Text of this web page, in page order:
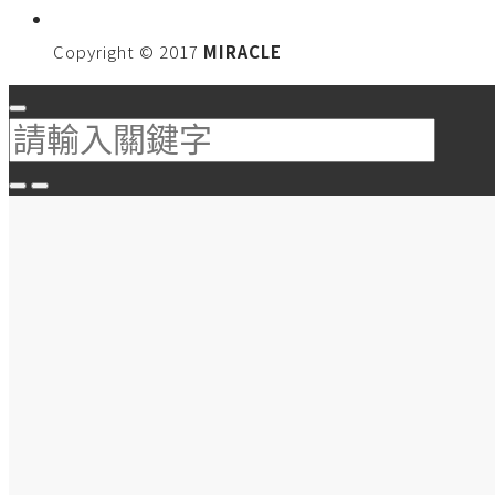
Copyright © 2017 MIRACLE